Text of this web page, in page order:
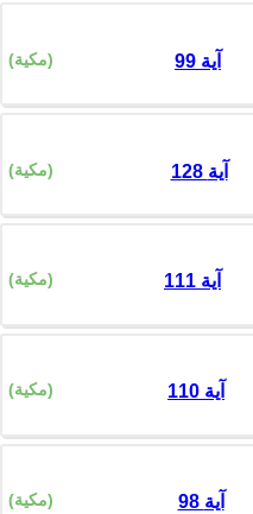
(مكية) 99 آية
(مكية) 128 آية
(مكية) 111 آية
(مكية) 110 آية
(مكية) 98 آية